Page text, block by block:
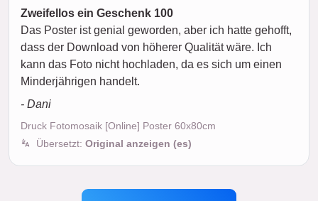
Zweifellos ein Geschenk 100
Das Poster ist genial geworden, aber ich hatte gehofft,
dass der Download von höherer Qualität wäre. Ich
kann das Foto nicht hochladen, da es sich um einen
Minderjährigen handelt.
- Dani
Druck Fotomosaik [Online] Poster 60x80cm
Übersetzt: Original anzeigen (es)